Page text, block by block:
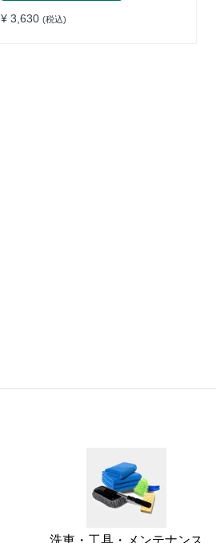
¥ 3,630 (税込)
洗車・工具・メンテナンス